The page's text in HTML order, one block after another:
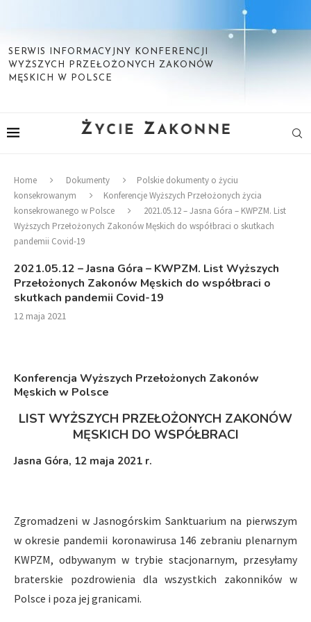
SERWIS INFORMACYJNY KONFERENCJI
WYŻSZYCH PRZEŁOŻONYCH ZAKONÓW
MĘSKICH W POLSCE
Home Dokumenty
Polskie dokumenty o życiu
konsekrowanym
Konferencje Wyższych Przełożonych życia
konsekrowanego w Polsce
2021.05.12 – Jasna Góra – KWPZM. List
Wyższych Przełożonych Zakonów Męskich do współbraci o skutkach
pandemii Covid-19
2021.05.12 – Jasna Góra – KWPZM. List Wyższych
Przełożonych Zakonów Męskich do współbraci o
skutkach pandemii Covid-19
12 maja 2021
Konferencja Wyższych Przełożonych Zakonów
Męskich w Polsce
LIST WYŻSZYCH PRZEŁOŻONYCH ZAKONÓW
MĘSKICH DO WSPÓŁBRACI
Jasna Góra, 12 maja 2021 r.
Zgromadzeni w Jasnogórskim Sanktuarium na pierwszym
w okresie pandemii koronawirusa 146 zebraniu plenarnym
KWPZM, odbywanym w trybie stacjonarnym, przesyłamy
braterskie pozdrowienia dla wszystkich zakonników w
Polsce i poza jej granicami.